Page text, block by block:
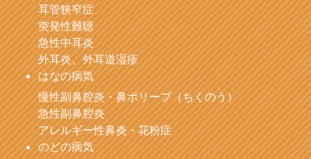
耳管狭窄症
突発性難聴
急性中耳炎
外耳炎、外耳道湿疹
はなの病気
慢性副鼻腔炎・鼻ポリープ（ちくのう）
急性副鼻腔炎
アレルギー性鼻炎・花粉症
のどの病気